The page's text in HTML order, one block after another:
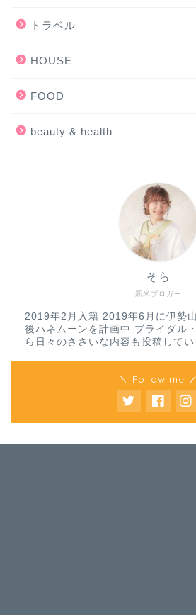
トラベル
HOUSE
FOOD
beauty & health
新米ブロガー
そら
2019年2月入籍 2019年6月に伊勢
後ハネムーンを計画中 ブライダル
ら日々のささいな内容も投稿してい
＼ Follow me ／